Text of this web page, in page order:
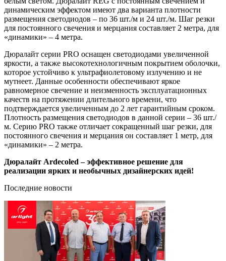
динамическим эффектом имеют два варианта плотности
размещения светодиодов – по 36 шт./м и 24 шт./м. Шаг резки
для постоянного свечения и мерцания составляет 2 метра, для
«динамики» – 4 метра.
Дюралайт серии PRO оснащен светодиодами увеличенной
яркости, а также высокотехнологичным покрытием оболочки,
которое устойчиво к ультрафиолетовому излучению и не
мутнеет. Данные особенности обеспечивают яркое
равномерное свечение и неизменность эксплуатационных
качеств на протяжении длительного времени, что
подтверждается увеличенным до 2 лет гарантийным сроком.
Плотность размещения светодиодов в данной серии – 36 шт./
м. Серию PRO также отличает сокращенный шаг резки, для
постоянного свечения и мерцания он составляет 1 метр, для
«динамики» – 2 метра.
Дюралайт Ardecoled – эффективное решение для
реализации ярких и необычных дизайнерских идей!
Последние новости